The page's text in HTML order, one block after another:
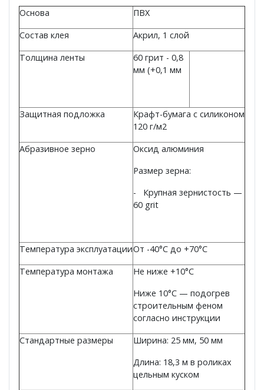
Основа
ПBX
Состав клея
Акрил, 1 слой
Толщина ленты
60 грит - 0,8
мм (+0,1 мм
Защитная подложка
Крафт-бумага с силиконом
120 г/м2
Абразивное зерно
Оксид алюминия
Размер зерна:
- Крупная зернистость —
60 grit
Температура эксплуатацииОт -40°C до +70°C
Температура монтажа
Не ниже +10°C
Ниже 10°C — подогрев
строительным феном
согласно инструкции
Стандартные размеры
Ширина: 25 мм, 50 мм
Длина: 18,3 м в роликах
цельным куском